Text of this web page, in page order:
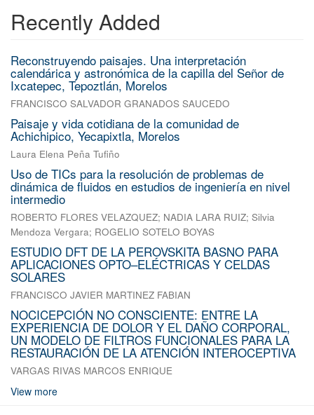
Recently Added
Reconstruyendo paisajes. Una interpretación
calendárica y astronómica de la capilla del Señor de
Ixcatepec, Tepoztlán, Morelos
FRANCISCO SALVADOR GRANADOS SAUCEDO
Paisaje y vida cotidiana de la comunidad de
Achichipico, Yecapixtla, Morelos
Laura Elena Peña Tufiño
Uso de TICs para la resolución de problemas de
dinámica de fluidos en estudios de ingeniería en nivel
intermedio
ROBERTO FLORES VELAZQUEZ; NADIA LARA RUIZ; Silvia
Mendoza Vergara; ROGELIO SOTELO BOYAS
ESTUDIO DFT DE LA PEROVSKITA BASNO PARA
APLICACIONES OPTO–ELÉCTRICAS Y CELDAS
SOLARES
FRANCISCO JAVIER MARTINEZ FABIAN
NOCICEPCIÓN NO CONSCIENTE: ENTRE LA
EXPERIENCIA DE DOLOR Y EL DAÑO CORPORAL,
UN MODELO DE FILTROS FUNCIONALES PARA LA
RESTAURACIÓN DE LA ATENCIÓN INTEROCEPTIVA
VARGAS RIVAS MARCOS ENRIQUE
View more